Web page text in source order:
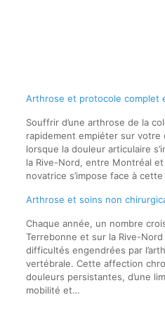
Arthrose et protocole complet
Souffrir d’une arthrose de la
rapidement empiéter sur
lorsque la douleur articulaire
la Rive-Nord, entre Montréal
novatrice s’impose face à
Arthrose et soins non
Chaque année, un nombre
Terrebonne et sur la Rive-
difficultés engendrées par
vertébrale. Cette affection
douleurs persistantes, d’une
mobilité et…